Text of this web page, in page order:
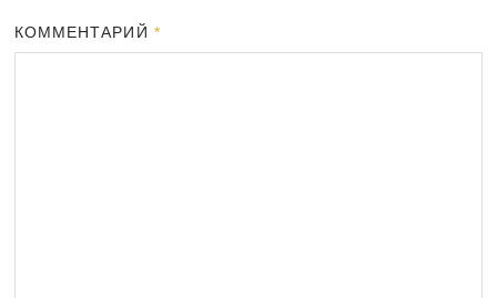
КОММЕНТАРИЙ *